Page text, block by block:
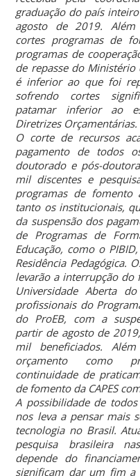
graduação do país
agosto de 2019.
cortes programas de
programas de
de repasse do Ministério
é inferior ao que foi
sofrendo cortes
patamar inferior ao
Diretrizes Orçamentárias.
O corte de recursos
pagamento de todos
doutorado e pós-
mil discentes e
programas de fomento
tanto os institucionais,
da suspensão dos
de Programas de
Educação, como o
Residência Pedagógica.
levarão a interrupção do
Universidade Aberta
profissionais do
do ProEB, com a
partir de agosto de
mil beneficiados.
orçamento como
continuidade de
de fomento da CAPES
A possibilidade de
nos leva a pensar mais
tecnologia no Brasil.
pesquisa brasileira
depende do
significam dar um fim a